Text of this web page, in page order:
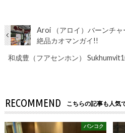
Aroi （アロイ）バーンチ
絶品カオマンガイ!!
和成豊（フアセンホン）
RECOMMEND こちらの記事も人気
バンコク